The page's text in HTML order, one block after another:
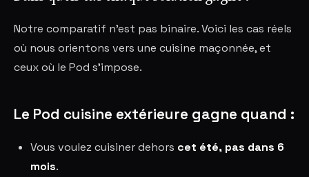
Notre comparatif n'est pas binaire. Voici les cas réels
où nous orientons vers une cuisine maçonnée, et
ceux où le Pod s'impose.
Le Pod cuisine extérieure gagne quand :
Vous voulez cuisiner dehors cet été, pas dans 6
mois.